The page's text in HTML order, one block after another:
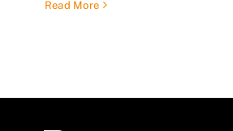
Read More